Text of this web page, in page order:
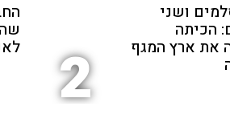
ושני
הכיתה
את ארץ המגף 2